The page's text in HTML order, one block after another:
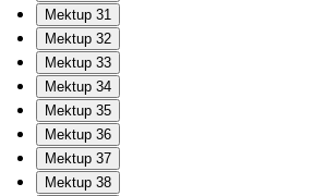
Mektup 31
Mektup 32
Mektup 33
Mektup 34
Mektup 35
Mektup 36
Mektup 37
Mektup 38